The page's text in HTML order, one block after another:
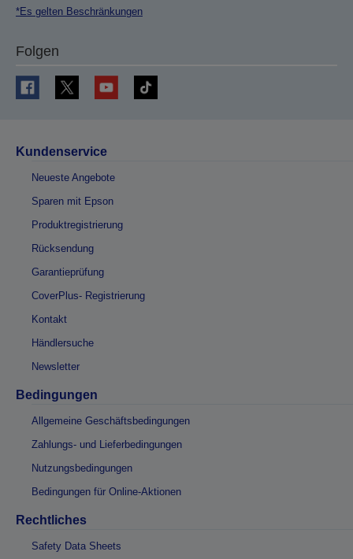
*Es gelten Beschränkungen
Folgen
Kundenservice
Neueste Angebote
Sparen mit Epson
Produktregistrierung
Rücksendung
Garantieprüfung
CoverPlus- Registrierung
Kontakt
Händlersuche
Newsletter
Bedingungen
Allgemeine Geschäftsbedingungen
Zahlungs- und Lieferbedingungen
Nutzungsbedingungen
Bedingungen für Online-Aktionen
Rechtliches
Safety Data Sheets